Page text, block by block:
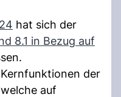
hat sich der
8.1 in Bezug auf
der
auf